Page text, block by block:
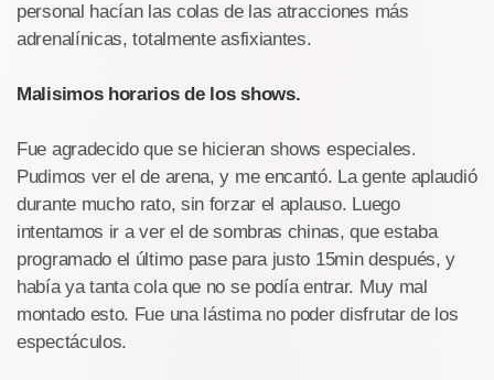
personal hacían las colas de las atracciones más
adrenalínicas, totalmente asfixiantes.
Malisimos horarios de los shows.
Fue agradecido que se hicieran shows especiales.
Pudimos ver el de arena, y me encantó. La gente aplaudió
durante mucho rato, sin forzar el aplauso. Luego
intentamos ir a ver el de sombras chinas, que estaba
programado el último pase para justo 15min después, y
había ya tanta cola que no se podía entrar. Muy mal
montado esto. Fue una lástima no poder disfrutar de los
espectáculos.